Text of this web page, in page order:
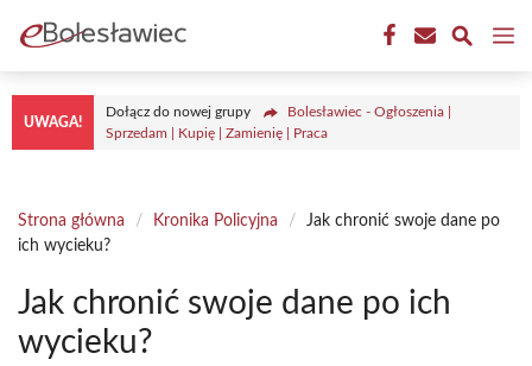
treści
UWAGA!
Dołącz do nowej grupy
Bolesławiec - Ogłoszenia |
Sprzedam | Kupię | Zamienię | Praca
Strona główna / Kronika Policyjna /
Jak chronić swoje dane po
ich wycieku?
Jak chronić swoje dane po ich
wycieku?